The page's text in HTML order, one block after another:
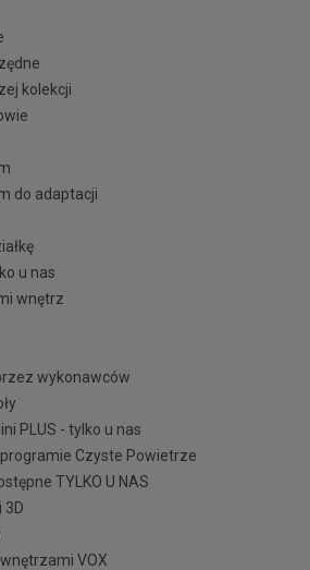
kolekcji
do adaptacji
u nas
wnętrz
wykonawców
PLUS - tylko u nas
Czyste Powietrze
TYLKO U NAS
3D
VOX